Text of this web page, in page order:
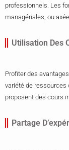
professionnels. Les
managériales, ou
Utilisation Des
Profiter des
variété de
proposent des cours
Partage